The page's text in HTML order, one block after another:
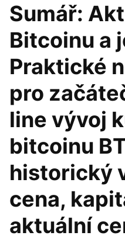
Sumář:
Bitcoinu a
Praktické
pro
line vývoj
bitcoinu
historický
cena,
aktuální